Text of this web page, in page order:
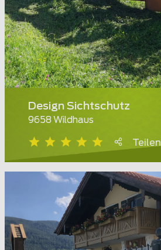
Design Sichtschutz
9658 Wildhaus
Teilen